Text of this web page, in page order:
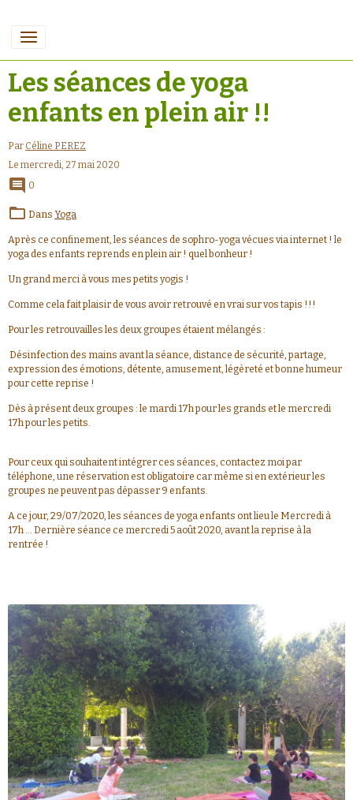
Les séances de yoga
enfants en plein air !!
Par Céline PEREZ
Le mercredi, 27 mai 2020
0
Dans Yoga
Après ce confinement, les séances de sophro-yoga vécues via internet ! le
yoga des enfants reprends en plein air ! quel bonheur !
Un grand merci à vous mes petits yogis !
Comme cela fait plaisir de vous avoir retrouvé en vrai sur vos tapis !!!
Pour les retrouvailles les deux groupes étaient mélangés :
Désinfection des mains avant la séance, distance de sécurité, partage,
expression des émotions, détente, amusement, légèreté et bonne humeur
pour cette reprise !
Dès à présent deux groupes : le mardi 17h pour les grands et le mercredi
17h pour les petits.
Pour ceux qui souhaitent intégrer ces séances, contactez moi par
téléphone, une réservation est obligatoire car même si en extérieur les
groupes ne peuvent pas dépasser 9 enfants.
A ce jour, 29/07/2020, les séances de yoga enfants ont lieu le Mercredi à
17h ... Dernière séance ce mercredi 5 août 2020, avant la reprise à la
rentrée !